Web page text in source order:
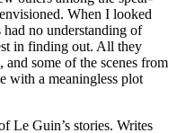
When I looked
no understanding of
in finding out. All they
and some of the scenes from
with a meaningless plot
Le Guin’s stories. Writes